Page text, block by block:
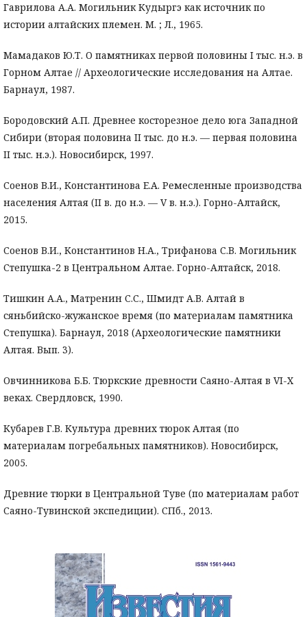
Гаврилова А.А. Могильник Кудыргэ как источник по
истории алтайских племен. М. ; Л., 1965.
Мамадаков Ю.Т. О памятниках первой половины I тыс. н.э. в
Горном Алтае // Археологические исследования на Алтае.
Барнаул, 1987.
Бородовский А.П. Древнее косторезное дело юга Западной
Сибири (вторая половина II тыс. до н.э. — первая половина
II тыс. н.э.). Новосибирск, 1997.
Соенов В.И., Константинова Е.А. Ремесленные производства
населения Алтая (II в. до н.э. — V в. н.э.). Горно-Алтайск,
2015.
Соенов В.И., Константинов Н.А., Трифанова С.В. Могильник
Степушка-2 в Центральном Алтае. Горно-Алтайск, 2018.
Тишкин А.А., Матренин С.С., Шмидт А.В. Алтай в
сяньбийско-жужанское время (по материалам памятника
Степушка). Барнаул, 2018 (Археологические памятники
Алтая. Вып. 3).
Овчинникова Б.Б. Тюркские древности Саяно-Алтая в VI-X
веках. Свердловск, 1990.
Кубарев Г.В. Культура древних тюрок Алтая (по
материалам погребальных памятников). Новосибирск,
2005.
Древние тюрки в Центральной Туве (по материалам работ
Саяно-Тувинской экспедиции). СПб., 2013.